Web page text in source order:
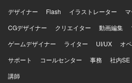
デザイナー
Flash イラストレーター
CGデザイナー
クリエイター 動画編集
ゲームデザイナー
ライター UI/UX オ
サポート
コールセンター 事務 社内SE
講師